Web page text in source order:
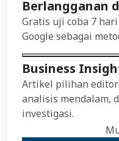
Berlangganan
Gratis uji coba 7
Google sebagai
Business
Artikel pilihan editor
analisis mendalam,
investigasi.